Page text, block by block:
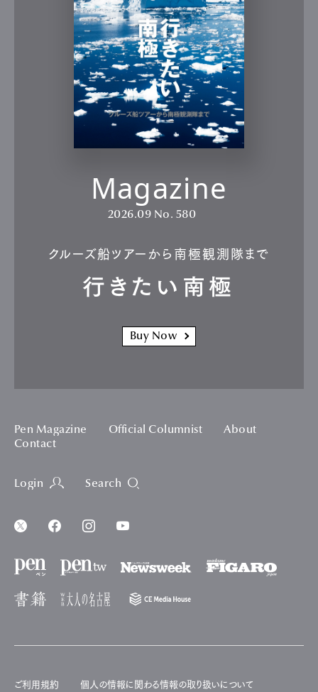
Magazine
2026.09 No. 580
クルーズ船ツアーから南極観測隊まで
行きたい南極
Buy Now
Pen Magazine Official Columnist
About
Contact
Login Search
ご利用規約 個人の情報に関わる情報の取り扱いについて